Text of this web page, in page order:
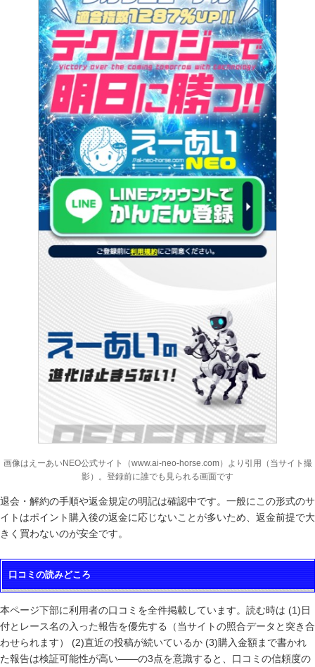
画像はえーあいNEO公式サイト（www.ai-neo-horse.com）より引用（当サイト撮
影）。登録前に誰でも見られる画面です
退会・解約の手順や返金規定の明記は確認中です。一般にこの形式のサ
イトはポイント購入後の返金に応じないことが多いため、返金前提で大
きく買わないのが安全です。
口コミの読みどころ
本ページ下部に利用者の口コミを全件掲載しています。読む時は (1)日
付とレース名の入った報告を優先する（当サイトの照合データと突き合
わせられます） (2)直近の投稿が続いているか (3)購入金額まで書かれ
た報告は検証可能性が高い——の3点を意識すると、口コミの信頼度の